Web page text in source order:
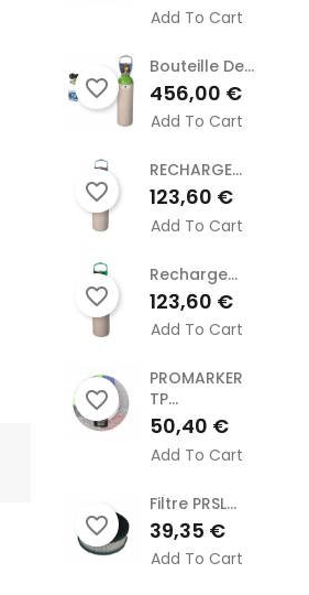
Add To Cart
Bouteille De...
Prix
456,00 €
Add To Cart
favorite_border
RECHARGE...
Prix
123,60 €
Add To Cart
favorite_border
Recharge...
Prix
123,60 €
Add To Cart
favorite_border
PROMARKER
TP...
Prix
50,40 €
Add To Cart
favorite_border
Filtre PRSL...
Prix
39,35 €
Add To Cart
favorite_border